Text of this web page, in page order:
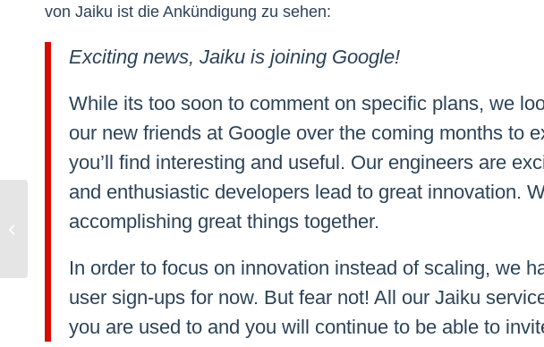
von Jaiku ist die Ankündigung zu sehen:
Exciting news, Jaiku is joining Google!
While its too soon to comment on specific plans, we
our new friends at Google over the coming months to
you’ll find interesting and useful. Our engineers are
and enthusiastic developers lead to great innovation.
accomplishing great things together.
In order to focus on innovation instead of scaling, we
user sign-ups for now. But fear not! All our Jaiku
you are used to and you will continue to be able to
Abmahnung in keinem Verhältnis zur